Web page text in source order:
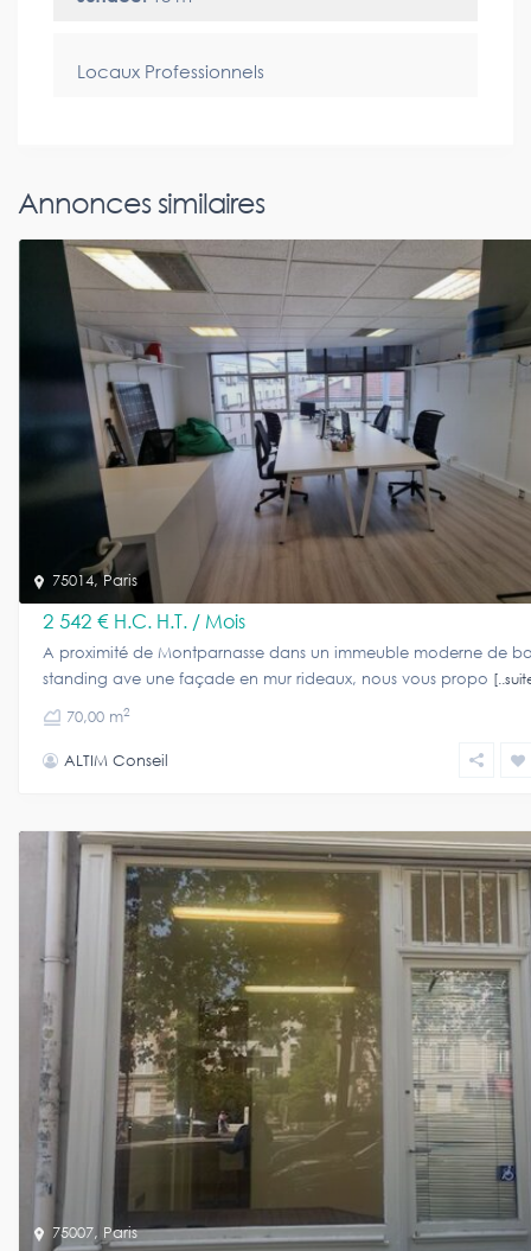
Locaux Professionnels
Annonces similaires
75014, Paris
2 542 € H.C. H.T. / Mois
A proximité de Montparnasse dans un immeuble moderne de
standing ave une façade en mur rideaux, nous vous propo
70,00 m2
ALTIM Conseil
75007, Paris